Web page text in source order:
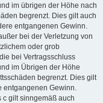
im übrigen der Höhe nach
begrenzt. Dies gilt auch
entgangenen Gewinn.
bei der Verletzung von
oder grob
bei Vertragsschluss
im Übrigen der Höhe
begrenzt. Dies gilt
Gewinn.
c gilt sinngemäß auch